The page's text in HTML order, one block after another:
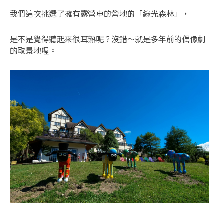
我們這次挑選了擁有露營車的營地的「綠光森林」，
是不是覺得聽起來很耳熟呢？沒錯～就是多年前的偶像劇
的取景地喔。